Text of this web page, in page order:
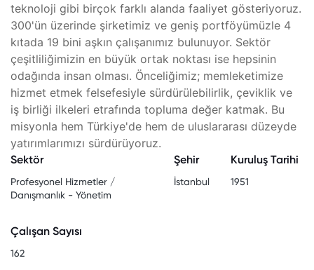
teknoloji gibi birçok farklı alanda faaliyet gösteriyoruz.
300'ün üzerinde şirketimiz ve geniş portföyümüzle 4
kıtada 19 bini aşkın çalışanımız bulunuyor. Sektör
çeşitliliğimizin en büyük ortak noktası ise hepsinin
odağında insan olması. Önceliğimiz; memleketimize
hizmet etmek felsefesiyle sürdürülebilirlik, çeviklik ve
iş birliği ilkeleri etrafında topluma değer katmak. Bu
misyonla hem Türkiye'de hem de uluslararası düzeyde
yatırımlarımızı sürdürüyoruz.
Sektör
Profesyonel Hizmetler /
Danışmanlık - Yönetim
Şehir
İstanbul
Kuruluş Tarihi
1951
Çalışan Sayısı
162